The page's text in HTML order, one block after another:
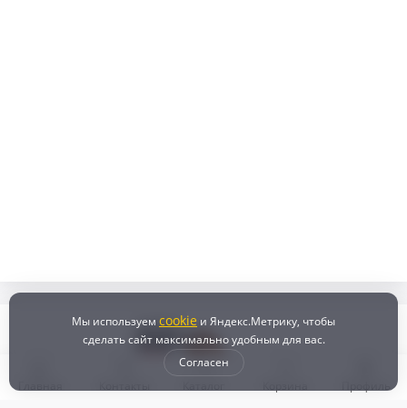
Мы используем cookie и Яндекс.Метрику, чтобы
сделать сайт максимально удобным для вас.
Согласен